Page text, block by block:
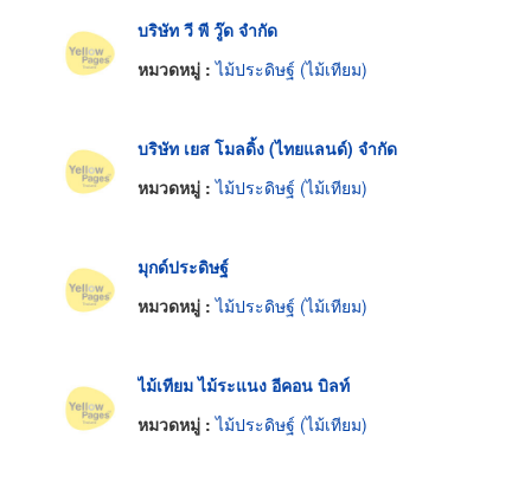
บริษัท วี พี วู๊ด จำกัด
หมวดหมู่ :ไม้ประดิษฐ์ (ไม้เทียม)
บริษัท เยส โมลดิ้ง (ไทยแลนด์) จำกัด
หมวดหมู่ :ไม้ประดิษฐ์ (ไม้เทียม)
มุกด์ประดิษฐ์
หมวดหมู่ :ไม้ประดิษฐ์ (ไม้เทียม)
ไม้เทียม ไม้ระแนง อีคอน บิลท์
หมวดหมู่ :ไม้ประดิษฐ์ (ไม้เทียม)